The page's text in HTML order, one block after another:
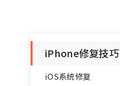
iPhone修复技巧
iOS系统修复